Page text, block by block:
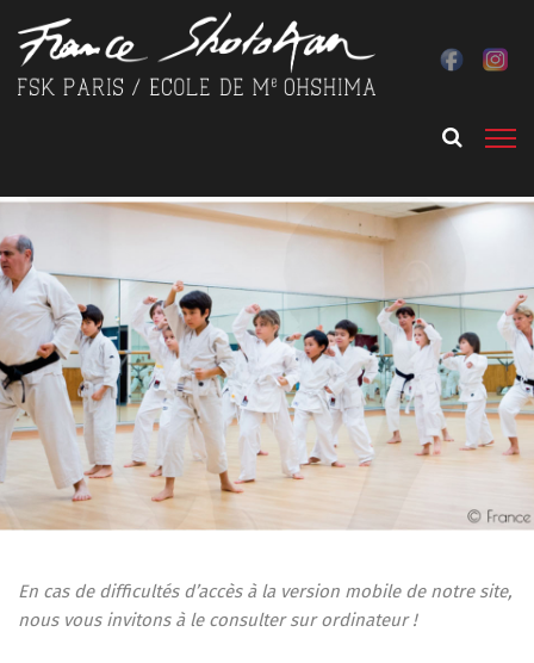
En cas de difficultés d’accès à la version mobile de notre site,
nous vous invitons à le consulter sur ordinateur !